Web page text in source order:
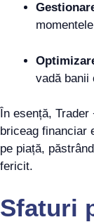
vadă banii
În esență,
briceag financiar
pe piață,
fericit.
Sfaturi